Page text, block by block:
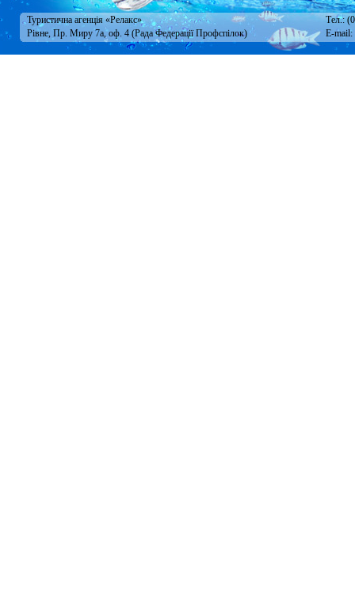
Туристична агенція «Релакс»
Тел.:
Рівне, Пр. Миру 7а, оф. 4 (Рада Федерації Профспілок)
E-mail: